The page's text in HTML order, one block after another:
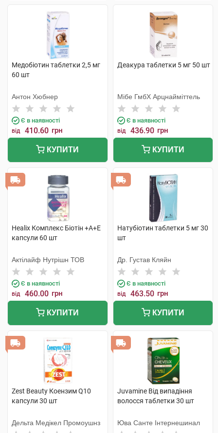
Медобіотин таблетки 2,5 мг
60 шт
Антон Хюбнер
Є в наявності
від 410.60 грн
КУПИТИ
Деакура таблетки 5 мг 50 шт
Мібе ГмбХ Арцнайміттель
Є в наявності
від 436.90 грн
КУПИТИ
Healix Комплекс Біотін +А+Е
капсули 60 шт
Актілайф Нутрішн ТОВ
Є в наявності
від 460.00 грн
КУПИТИ
Натубіотин таблетки 5 мг 30
шт
Др. Густав Кляйн
Є в наявності
від 463.50 грн
КУПИТИ
Zest Beauty Коензим Q10
капсули 30 шт
Дельта Медікел Промоушнз
Juvamine Від випадіння
волосся таблетки 30 шт
Юва Санте Інтернешинал